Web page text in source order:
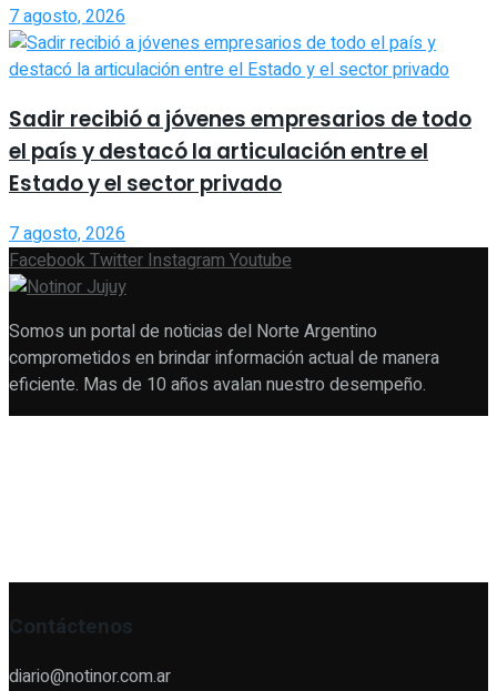
7 agosto, 2026
Sadir recibió a jóvenes empresarios de todo
el país y destacó la articulación entre el
Estado y el sector privado
7 agosto, 2026
FacebookTwitterInstagramYoutube
Somos un portal de noticias del Norte Argentino
comprometidos en brindar información actual de manera
eficiente. Mas de 10 años avalan nuestro desempeño.
Contáctenos
diario@notinor.com.ar